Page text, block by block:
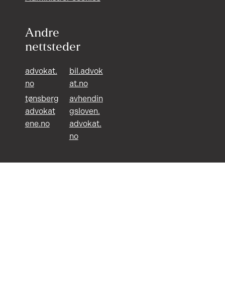
Andre
nettsteder
advokat.
no
bil.advok
at.no
tønsberg
advokat
ene.no
avhendin
gsloven.
advokat.
no